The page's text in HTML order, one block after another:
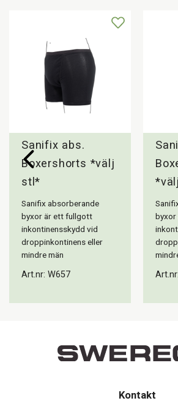
Sanifix abs.
Boxershorts *välj
stl*
Sanifix absorberande
byxor är ett fullgott
inkontinensskydd vid
droppinkontinens eller
mindre män
Art.nr: W657
Kontakt